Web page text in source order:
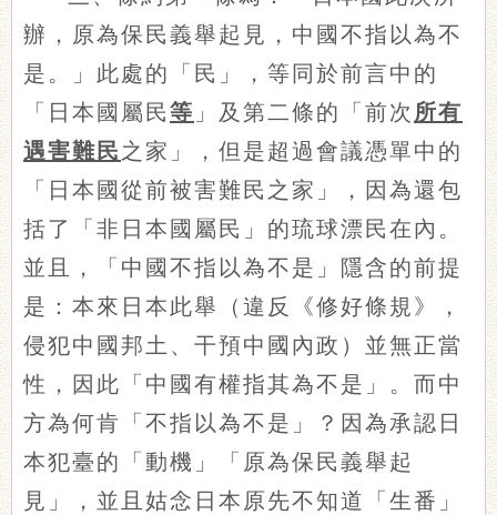
辦，原為保民義舉起見，中國不指以為不
是。」此處的「民」，等同於前言中的
「日本國屬民等 」及第二條的「前次 所有
遇害難民 之家」，但是超過會議憑單中的
「日本國從前被害難民之家」，因為還包
括了「非日本國屬民」的琉球漂民在內。
並且，「中國不指以為不是」隱含的前提
是：本來日本此舉（違反《修好條規》，
侵犯中國邦土、干預中國內政）並無正當
性，因此「中國有權指其為不是」。而中
方為何肯「不指以為不是」？因為承認日
本犯臺的「動機」「原為保民義舉起
見」，並且姑念日本原先不知道「生番」